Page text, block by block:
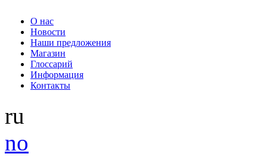
О нас
Новости
Наши предложения
Магазин
Глоссарий
Информация
Контакты
ru
no